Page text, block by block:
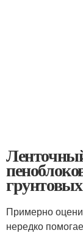
Примерно
нередко